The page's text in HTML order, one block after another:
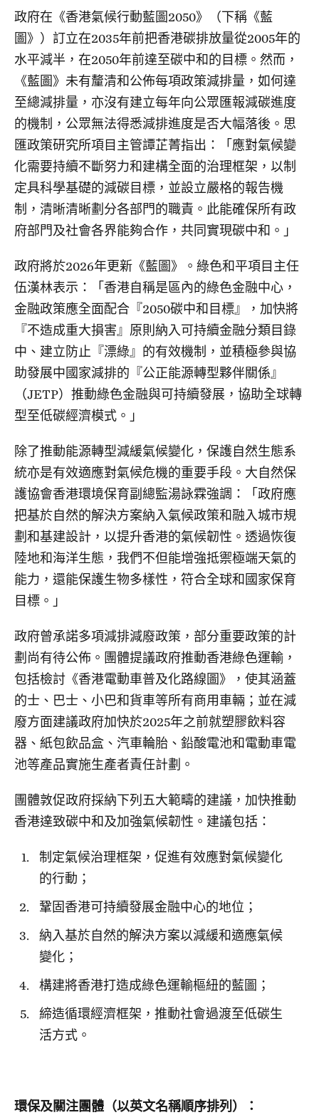
政府在《香港氣候行動藍圖2050》（下稱《藍
圖》）訂立在2035年前把香港碳排放量從2005年的
水平減半，在2050年前達至碳中和的目標。然而，
《藍圖》未有釐清和公佈每項政策減排量，如何達
至總減排量，亦沒有建立每年向公眾匯報減碳進度
的機制，公眾無法得悉減排進度是否大幅落後。思
匯政策研究所項目主管譚芷菁指出：「應對氣候變
化需要持續不斷努力和建構全面的治理框架，以制
定具科學基礎的減碳目標，並設立嚴格的報告機
制，清晰清晰劃分各部門的職責。此能確保所有政
府部門及社會各界能夠合作，共同實現碳中和。」
政府將於2026年更新《藍圖》。綠色和平項目主任
伍漢林表示：「香港自稱是區內的綠色金融中心，
金融政策應全面配合『2050碳中和目標』，加快將
『不造成重大損害』原則納入可持續金融分類目錄
中、建立防止『漂綠』的有效機制，並積極參與協
助發展中國家減排的『公正能源轉型夥伴關係』
（JETP）推動綠色金融與可持續發展，協助全球轉
型至低碳經濟模式。」
除了推動能源轉型減緩氣候變化，保護自然生態系
統亦是有效適應對氣候危機的重要手段。大自然保
護協會香港環境保育副總監湯詠霖強調：「政府應
把基於自然的解決方案納入氣候政策和融入城市規
劃和基建設計，以提升香港的氣候韌性。透過恢復
陸地和海洋生態，我們不但能增強抵禦極端天氣的
能力，還能保護生物多樣性，符合全球和國家保育
目標。」
政府曾承諾多項減排減廢政策，部分重要政策的計
劃尚有待公佈。團體提議政府推動香港綠色運輸，
包括檢討《香港電動車普及化路線圖》，使其涵蓋
的士、巴士、小巴和貨車等所有商用車輛；並在減
廢方面建議政府加快於2025年之前就塑膠飲料容
器、紙包飲品盒、汽車輪胎、鉛酸電池和電動車電
池等產品實施生產者責任計劃。
團體敦促政府採納下列五大範疇的建議，加快推動
香港達致碳中和及加強氣候韌性。建議包括：
制定氣候治理框架，促進有效應對氣候變化
的行動；
鞏固香港可持續發展金融中心的地位；
納入基於自然的解決方案以減緩和適應氣候
變化；
構建將香港打造成綠色運輸樞紐的藍圖；
締造循環經濟框架，推動社會過渡至低碳生
活方式。
環保及關注團體（以英文名稱順序排列）：